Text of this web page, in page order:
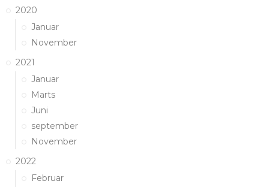
2020
Januar
November
2021
Januar
Marts
Juni
september
November
2022
Februar